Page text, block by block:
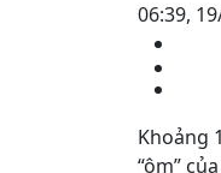
06:39,
Khoảng
“ôm”